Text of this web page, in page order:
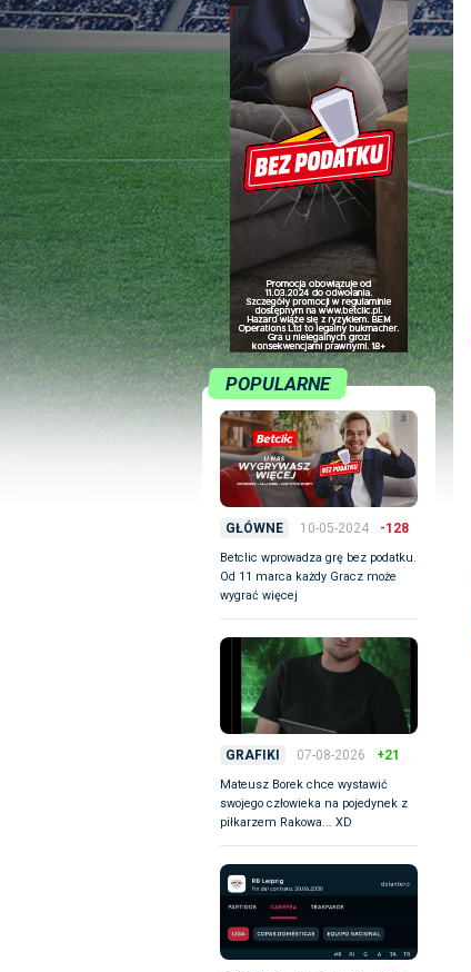
POPULARNE
GŁÓWNE 10-05-2024 -128
Betclic wprowadza grę bez podatku.
Od 11 marca każdy Gracz może
wygrać więcej
GRAFIKI 07-08-2026 +21
Mateusz Borek chce wystawić
swojego człowieka na pojedynek z
piłkarzem Rakowa... XD